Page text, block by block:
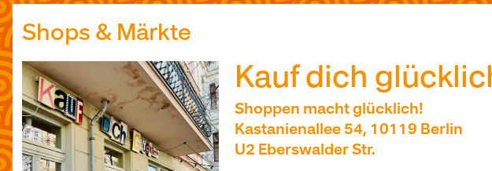
Shops & Märkte
Kauf dich
Shoppen macht glücklich!
Kastanienallee 54, 10119 Berlin
U2 Eberswalder Str.